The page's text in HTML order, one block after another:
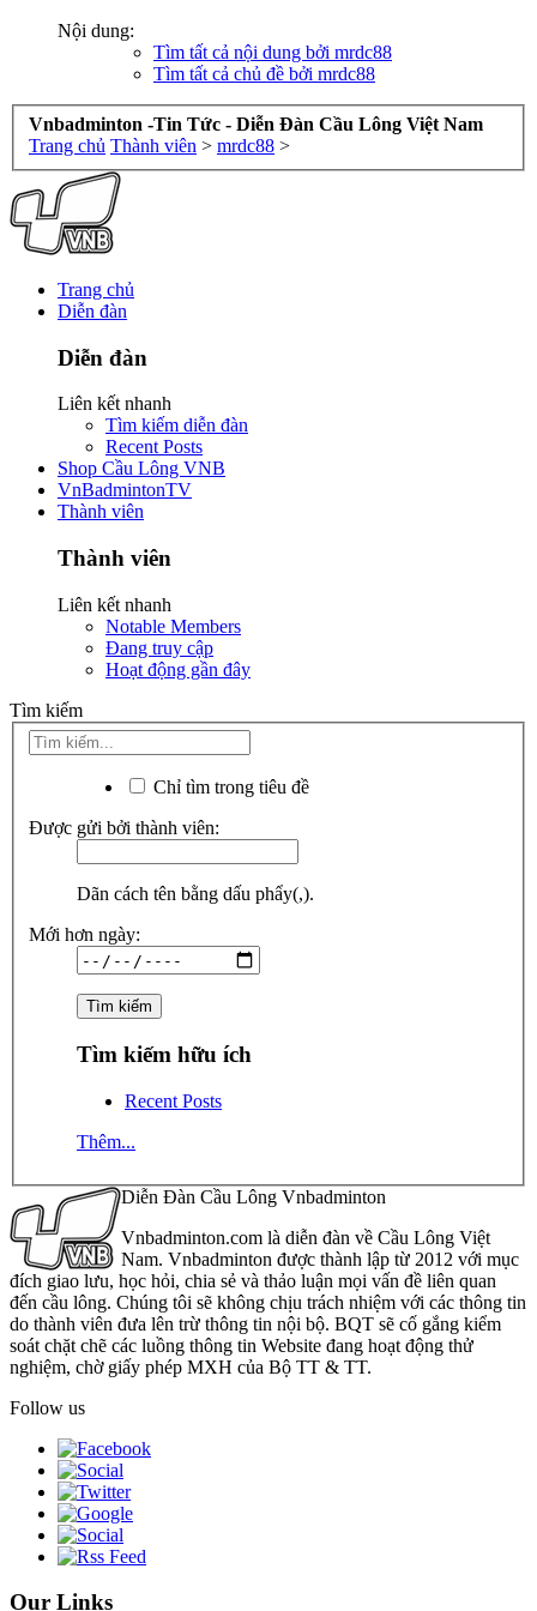
Nội dung:
Tìm tất cả nội dung bởi mrdc88
Tìm tất cả chủ đề bởi mrdc88
Vnbadminton -Tin Tức - Diễn Đàn Cầu Lông Việt Nam
Trang chủ Thành viên > mrdc88 >
Trang chủ
Diễn đàn
Diễn đàn
Liên kết nhanh
Tìm kiếm diễn đàn
Recent Posts
Shop Cầu Lông VNB
VnBadmintonTV
Thành viên
Thành viên
Liên kết nhanh
Notable Members
Đang truy cập
Hoạt động gần đây
Tìm kiếm
Chỉ tìm trong tiêu đề
Được gửi bởi thành viên:
Dãn cách tên bằng dấu phẩy(,).
Mới hơn ngày:
Tìm kiếm hữu ích
Recent Posts
Thêm...
Diễn Đàn Cầu Lông Vnbadminton
Vnbadminton.com là diễn đàn về Cầu Lông Việt
Nam. Vnbadminton được thành lập từ 2012 với mục
đích giao lưu, học hỏi, chia sẻ và thảo luận mọi vấn đề liên quan
đến cầu lông. Chúng tôi sẽ không chịu trách nhiệm với các thông tin
do thành viên đưa lên trừ thông tin nội bộ. BQT sẽ cố gắng kiểm
soát chặt chẽ các luồng thông tin Website đang hoạt động thử
nghiệm, chờ giấy phép MXH của Bộ TT & TT.
Follow us
Our Links